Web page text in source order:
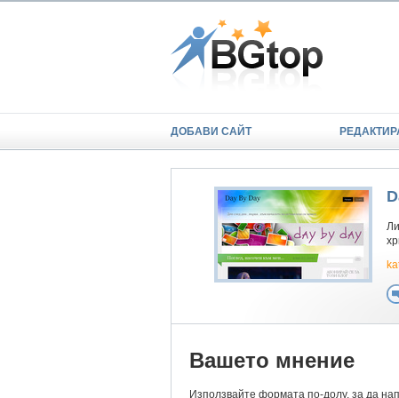
ДОБАВИ САЙТ
Вашето мнение
Използвайте формата по-долу, за да